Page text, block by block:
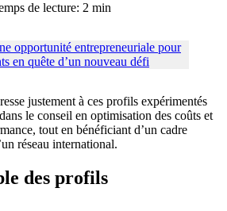
de lecture: 2 min
justement à ces profils expérimentés
le conseil en optimisation des coûts et
tout en bénéficiant d’un cadre
réseau international.
des profils